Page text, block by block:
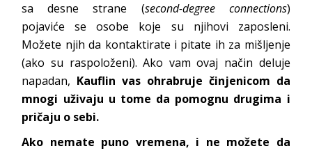
sa desne strane (second-degree connections)
pojaviće se osobe koje su njihovi zaposleni.
Možete njih da kontaktirate i pitate ih za mišljenje
(ako su raspoloženi). Ako vam ovaj način deluje
napadan, Kauflin vas ohrabruje činjenicom da
mnogi uživaju u tome da pomognu drugima i
pričaju o sebi.
Ako nemate puno vremena, i ne možete da